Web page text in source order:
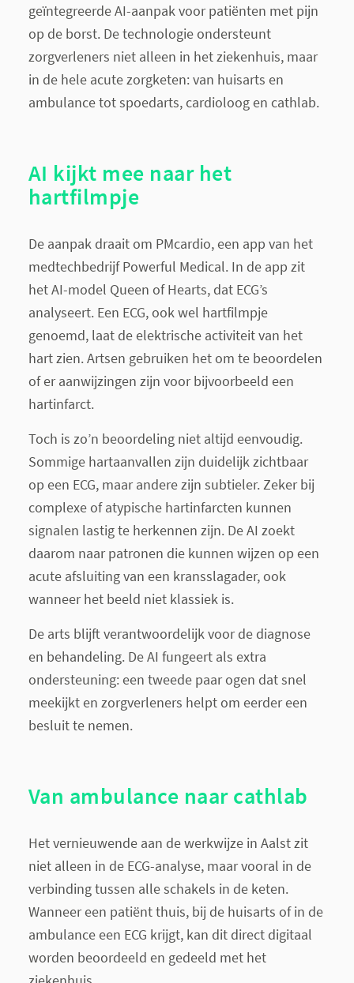
geïntegreerde AI-aanpak voor patiënten met pijn
op de borst. De technologie ondersteunt
zorgverleners niet alleen in het ziekenhuis, maar
in de hele acute zorgketen: van huisarts en
ambulance tot spoedarts, cardioloog en cathlab.
AI kijkt mee naar het
hartfilmpje
De aanpak draait om PMcardio, een app van het
medtechbedrijf Powerful Medical. In de app zit
het AI-model Queen of Hearts, dat ECG’s
analyseert. Een ECG, ook wel hartfilmpje
genoemd, laat de elektrische activiteit van het
hart zien. Artsen gebruiken het om te beoordelen
of er aanwijzingen zijn voor bijvoorbeeld een
hartinfarct.
Toch is zo’n beoordeling niet altijd eenvoudig.
Sommige hartaanvallen zijn duidelijk zichtbaar
op een ECG, maar andere zijn subtieler. Zeker bij
complexe of atypische hartinfarcten kunnen
signalen lastig te herkennen zijn. De AI zoekt
daarom naar patronen die kunnen wijzen op een
acute afsluiting van een kransslagader, ook
wanneer het beeld niet klassiek is.
De arts blijft verantwoordelijk voor de diagnose
en behandeling. De AI fungeert als extra
ondersteuning: een tweede paar ogen dat snel
meekijkt en zorgverleners helpt om eerder een
besluit te nemen.
Van ambulance naar cathlab
Het vernieuwende aan de werkwijze in Aalst zit
niet alleen in de ECG-analyse, maar vooral in de
verbinding tussen alle schakels in de keten.
Wanneer een patiënt thuis, bij de huisarts of in de
ambulance een ECG krijgt, kan dit direct digitaal
worden beoordeeld en gedeeld met het